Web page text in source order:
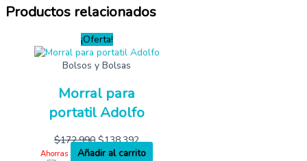
Productos relacionados
¡Oferta!
Bolsos y Bolsas
Morral para
portatil Adolfo
$172,990 $138,392
Ahorras
Añadir al carrito